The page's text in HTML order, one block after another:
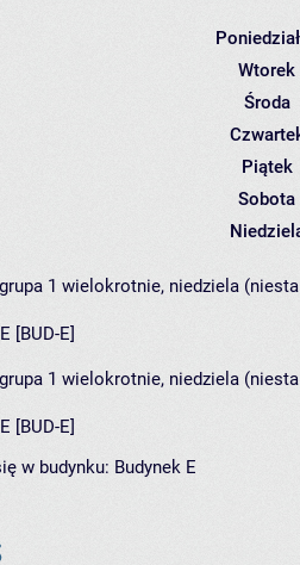
Wtorek
Środa
Piątek
Sobota
1 wielokrotnie, niedziela
[BUD-E]
1 wielokrotnie, niedziela
[BUD-E]
w budynku: Budynek E